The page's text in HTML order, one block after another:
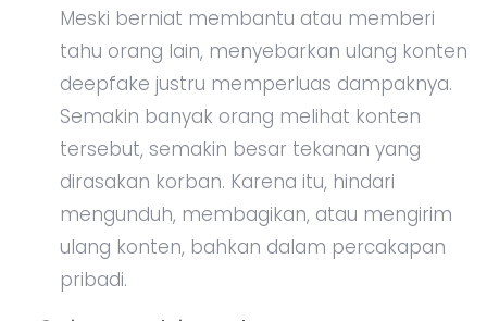
Meski berniat membantu atau memberi
tahu orang lain, menyebarkan ulang konten
deepfake justru memperluas dampaknya.
Semakin banyak orang melihat konten
tersebut, semakin besar tekanan yang
dirasakan korban. Karena itu, hindari
mengunduh, membagikan, atau mengirim
ulang konten, bahkan dalam percakapan
pribadi.